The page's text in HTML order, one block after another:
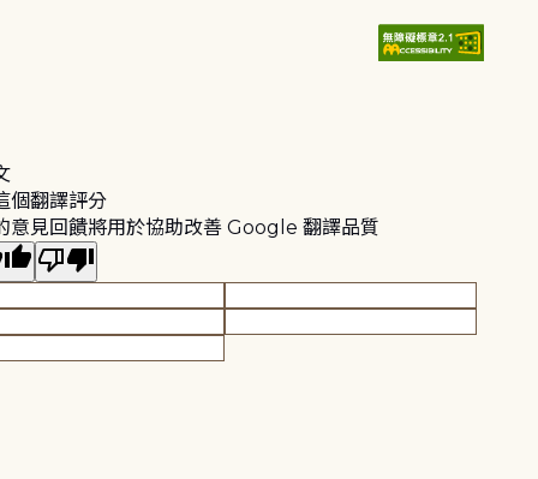
個翻譯評分
意見回饋將用於協助改善 Google 翻譯品質